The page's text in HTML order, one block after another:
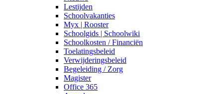
Lestijden
Schoolvakanties
Myx | Rooster
Schoolgids | Schoolwiki
Schoolkosten / Financiën
Toelatingsbeleid
Verwijderingsbeleid
Begeleiding / Zorg
Magister
Office 365